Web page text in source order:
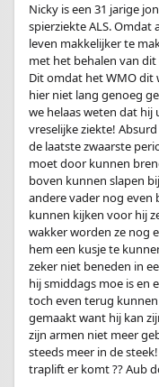
Nicky is een 31 jarige
spierziekte ALS.
leven makkelijker te
met het behalen van
Dit omdat het WMO dit
hier niet lang genoeg
we helaas weten dat hij
vreselijke ziekte!
de laatste zwaarste
moet door kunnen
boven kunnen slapen
andere vader nog even
kunnen kijken voor hij
wakker worden ze nog
hem een kusje te
zeker niet beneden in
hij smiddags moe is en
toch even terug
gemaakt want hij kan
zijn armen niet meer
steeds meer in de
traplift er komt ?? Aub